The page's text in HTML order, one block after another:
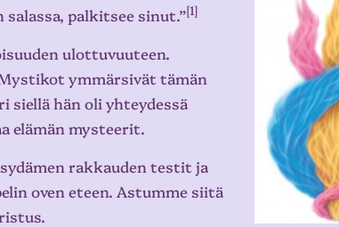
salassa, palkitsee sinut.”[1]
ulottuvuuteen.
Mystikot ymmärsivät tämän
siellä hän oli yhteydessä
elämän mysteerit.
rakkauden testit ja
oven eteen. Astumme siitä